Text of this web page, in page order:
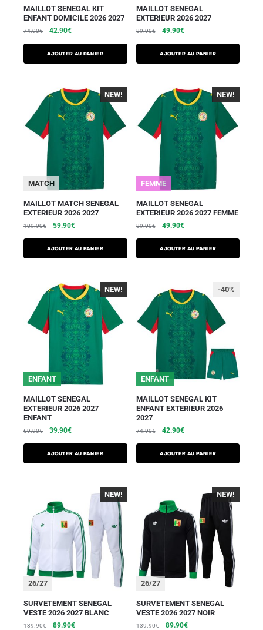
MAILLOT SENEGAL KIT
ENFANT DOMICILE 2026 2027
74.90€ 42.90€
AJOUTER AU PANIER
MAILLOT SENEGAL
EXTERIEUR 2026 2027
89.90€ 49.90€
AJOUTER AU PANIER
-40%
NEW!
MATCH
MAILLOT MATCH SENEGAL
EXTERIEUR 2026 2027
109.90€ 59.90€
AJOUTER AU PANIER
-40%
NEW!
FEMME
MAILLOT SENEGAL
EXTERIEUR 2026 2027 FEMME
89.90€ 49.90€
AJOUTER AU PANIER
-40%
NEW!
ENFANT
MAILLOT SENEGAL
EXTERIEUR 2026 2027
ENFANT
69.90€ 39.90€
AJOUTER AU PANIER
ENFANT
-40%
MAILLOT SENEGAL KIT
ENFANT EXTERIEUR 2026
2027
74.90€ 42.90€
AJOUTER AU PANIER
NEW!
26/27
SURVETEMENT SENEGAL
VESTE 2026 2027 BLANC
139.90€ 89.90€
NEW!
26/27
SURVETEMENT SENEGAL
VESTE 2026 2027 NOIR
139.90€ 89.90€